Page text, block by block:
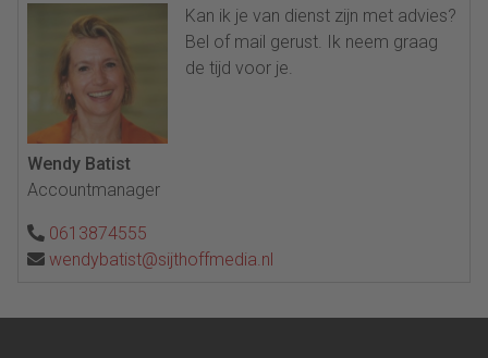
Kan ik je van dienst zijn met advies?
Bel of mail gerust. Ik neem graag
de tijd voor je.
Wendy Batist
Accountmanager
0613874555
wendybatist@sijthoffmedia.nl